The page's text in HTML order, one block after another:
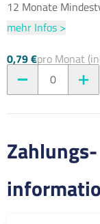
12 Monate
mehr Infos >
0,79 €pro Monat
0
Zahlungs-